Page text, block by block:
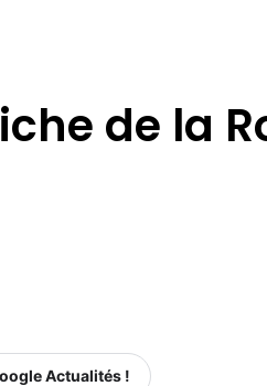
de la
Actualités !